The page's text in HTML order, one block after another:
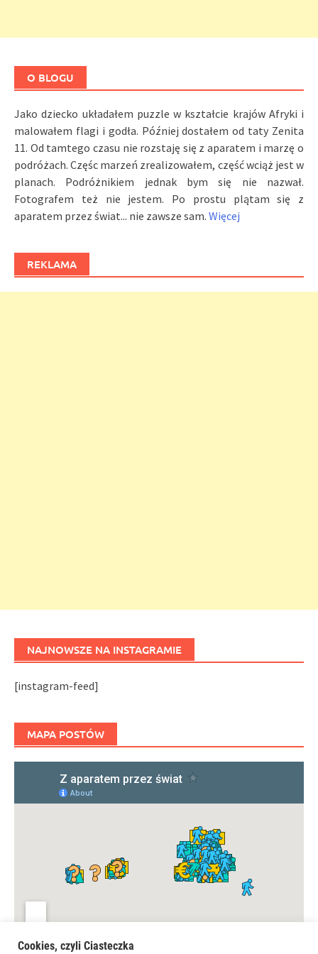
O BLOGU
Jako dziecko układałem puzzle w kształcie krajów Afryki i
malowałem flagi i godła. Później dostałem od taty Zenita
11. Od tamtego czasu nie rozstaję się z aparatem i marzę o
podróżach. Częśc marzeń zrealizowałem, część wciąż jest w
planach. Podróżnikiem jednak bym się nie nazwał.
Fotografem też nie jestem. Po prostu plątam się z
aparatem przez świat... nie zawsze sam. Więcej
REKLAMA
NAJNOWSZE NA INSTAGRAMIE
[instagram-feed]
MAPA POSTÓW
Cookies, czyli Ciasteczka